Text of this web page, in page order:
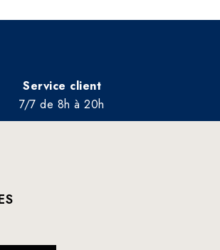
Service client
7/7 de 8h à 20h